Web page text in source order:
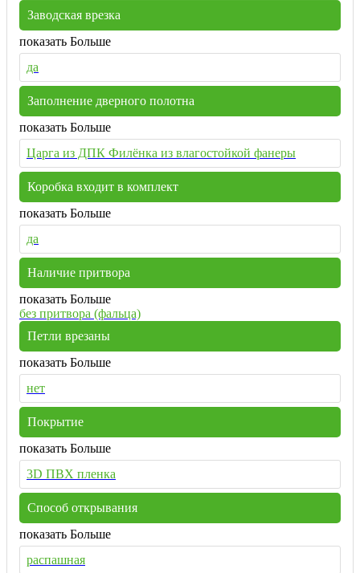
Заводская врезка
показать Больше
да
Заполнение дверного полотна
показать Больше
Царга из ДПК Филёнка из влагостойкой фанеры
Коробка входит в комплект
показать Больше
да
Наличие притвора
показать Больше
без притвора (фальца)
Петли врезаны
показать Больше
нет
Покрытие
показать Больше
3D ПВХ пленка
Способ открывания
показать Больше
распашная